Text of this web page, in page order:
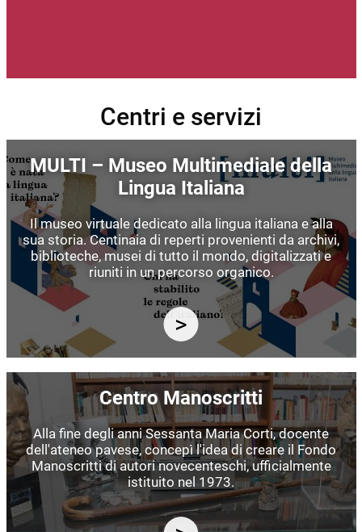
Centri e servizi
MULTI – Museo Multimediale della
Lingua Italiana
Il museo virtuale dedicato alla lingua italiana e alla
sua storia. Centinaia di reperti provenienti da archivi,
biblioteche, musei di tutto il mondo, digitalizzati e
riuniti in un percorso organico.
Immagine
Centro Manoscritti
Alla fine degli anni Sessanta Maria Corti, docente
dell'ateneo pavese, concepì l'idea di creare il Fondo
Manoscritti di autori novecenteschi, ufficialmente
istituito nel 1973.